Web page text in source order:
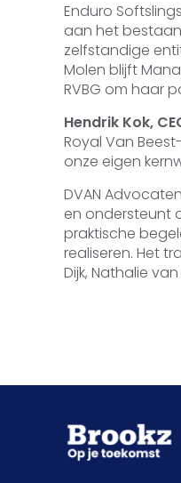
Enduro
aan het
zelfstandige
Molen blijft
RVBG om haar
Hendrik Kok,
Royal Van
onze eigen
DVAN
en ondersteunt
praktische
realiseren. Het
Dijk, Nathalie